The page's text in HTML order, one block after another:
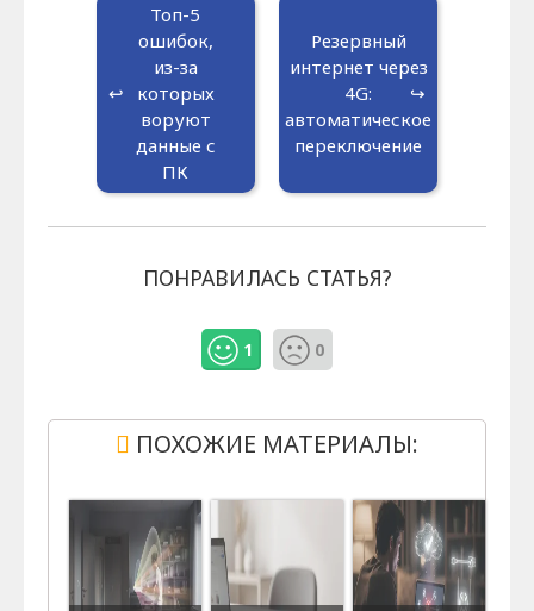
Топ-5
ошибок,
из-за
которых
воруют
данные с
ПК
Резервный
интернет через
4G:
автоматическое
переключение
ПОНРАВИЛАСЬ СТАТЬЯ?
1 0
ПОХОЖИЕ МАТЕРИАЛЫ: